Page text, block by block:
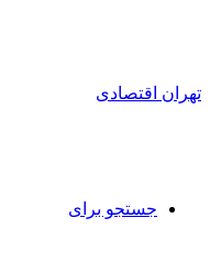
تهران اقتصادی
جستجو برای